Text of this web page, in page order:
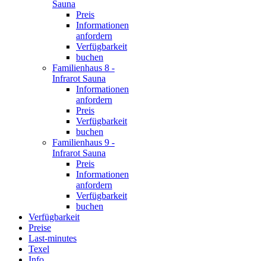
Sauna
Preis
Informationen
anfordern
Verfügbarkeit
buchen
Familienhaus 8 -
Infrarot Sauna
Informationen
anfordern
Preis
Verfügbarkeit
buchen
Familienhaus 9 -
Infrarot Sauna
Preis
Informationen
anfordern
Verfügbarkeit
buchen
Verfügbarkeit
Preise
Last-minutes
Texel